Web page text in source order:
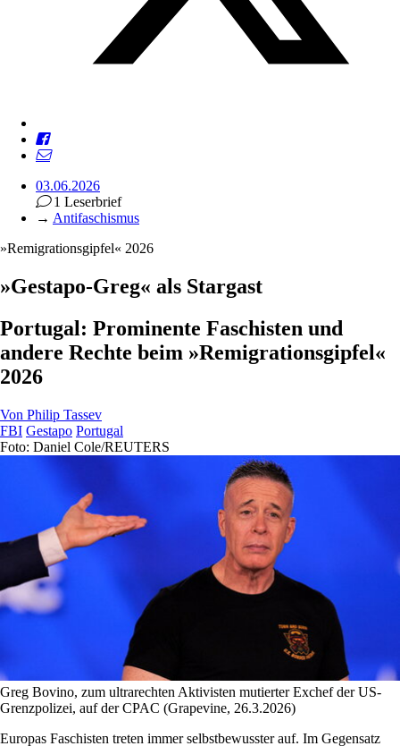
03.06.2026
1 Leserbrief
→ Antifaschismus
»Remigrationsgipfel« 2026
»Gestapo-Greg« als Stargast
Portugal: Prominente Faschisten und
andere Rechte beim »Remigrationsgipfel«
2026
Von Philip Tassev
FBI Gestapo Portugal
Foto: Daniel Cole/REUTERS
Greg Bovino, zum ultrarechten Aktivisten mutierter Exchef der US-
Grenzpolizei, auf der CPAC (Grapevine, 26.3.2026)
Europas Faschisten treten immer selbstbewusster auf. Im Gegensatz